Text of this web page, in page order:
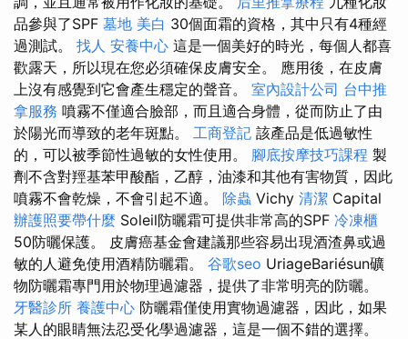
品參與了SPF 墓地 美白 30個面霜的資格，其中只有4種經
過測試。 找人 安養中心 這是一個美好的時光，每個人都喜
歡露天，所以現在您必須確保皮膚安全。 應用後，在皮膚
上沒有感覺到它會產生穩定的聲音。 室內設計公司 台中推
拿服務 噴霧不僅適合臉部，而且適合身體，從而防止了由
於陽光而導致的老年斑點。 工商登記 該產品是低過敏性
的，可以被季節性過敏的女性使用。 腳底按摩技巧課程 製
劑不含對羥基苯甲酸酯，乙醇，油漆和其他有害物質，因此
噴霧不會乾燥，不會引起不適。 除蟲 Vichy 清潔 Capital
辦護照要帶什麼 Soleil防曬霜可提供非常高的SPF 冷凍櫃
50防曬保護。 皮膚癌基金會建議那些容易出現酒渣鼻或過
敏的人避免使用酒精防曬霜。 谷歌seo UriageBariésun礦
物防曬霜專門用於物理過濾器，提供了非常明亮的防曬。
牙醫診所 養護中心 防曬霜僅使用實物過濾器，因此，如果
某人的眼睛無法忍受化學過濾器，這是一個不錯的選擇。